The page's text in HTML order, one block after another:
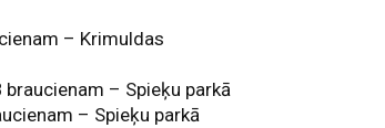
– Krimuldas
braucienam – Spieķu parkā
– Spieķu parkā